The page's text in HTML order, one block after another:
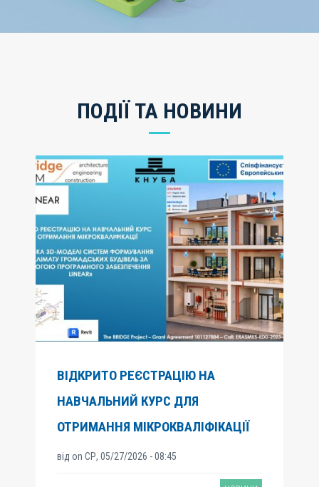
ПОДІЇ ТА НОВИНИ
ВІДКРИТО РЕЄСТРАЦІЮ НА
НАВЧАЛЬНИЙ КУРС ДЛЯ
ОТРИМАННЯ МІКРОКВАЛІФІКАЦІЇ
від on СР, 05/27/2026 - 08:45